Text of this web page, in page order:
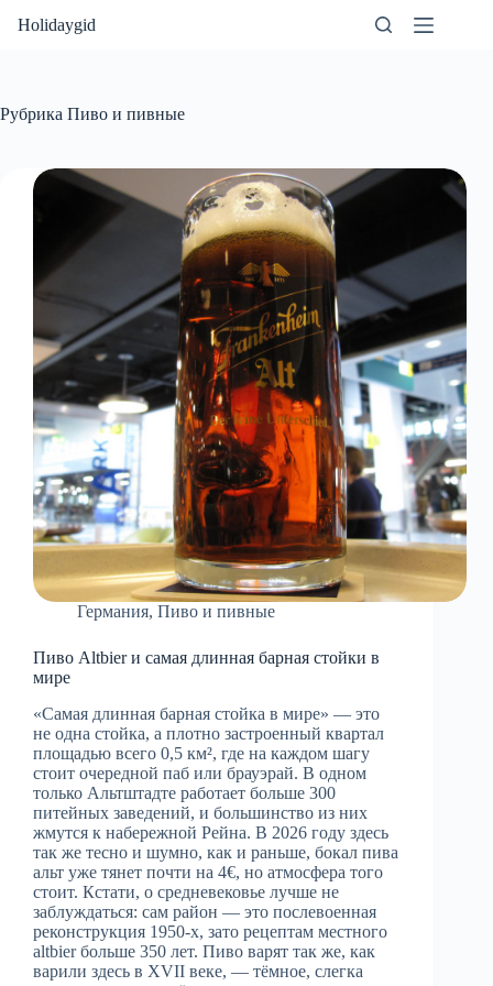
Holidaygid
Рубрика Пиво и пивные
Германия, Пиво и пивные
Пиво Altbier и самая длинная барная стойки в
мире
«Самая длинная барная стойка в мире» — это
не одна стойка, а плотно застроенный квартал
площадью всего 0,5 км², где на каждом шагу
стоит очередной паб или брауэрай. В одном
только Альтштадте работает больше 300
питейных заведений, и большинство из них
жмутся к набережной Рейна. В 2026 году здесь
так же тесно и шумно, как и раньше, бокал пива
альт уже тянет почти на 4€, но атмосфера того
стоит. Кстати, о средневековье лучше не
заблуждаться: сам район — это послевоенная
реконструкция 1950-х, зато рецептам местного
altbier больше 350 лет. Пиво варят так же, как
варили здесь в XVII веке, — тёмное, слегка